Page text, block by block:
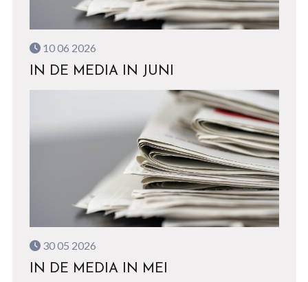
10 06 2026
IN DE MEDIA IN JUNI
30 05 2026
IN DE MEDIA IN MEI